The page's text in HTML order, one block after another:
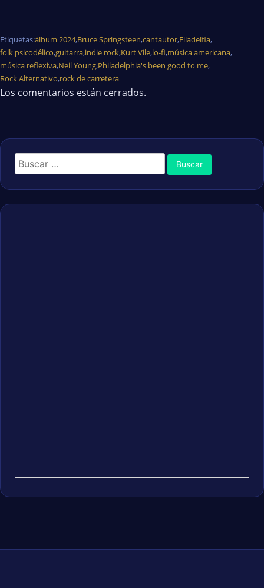
Etiquetas:álbum 2024,Bruce Springsteen,cantautor,Filadelfia,
folk psicodélico,guitarra,indie rock,Kurt Vile,lo-fi,música americana,
música reflexiva,Neil Young,Philadelphia's been good to me,
Rock Alternativo,rock de carretera
Los comentarios están cerrados.
Buscar: